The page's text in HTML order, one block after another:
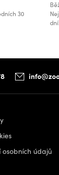
30
údajů